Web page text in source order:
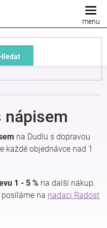
nápisem
na Dudlu s dopravou
každé objednávce nad 1
1 - 5 % na další nákup.
posíláme na nadaci Radost